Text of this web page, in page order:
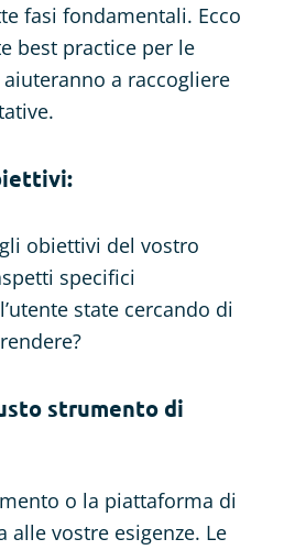
fasi fondamentali. Ecco
best practice per le
a raccogliere
obiettivi del vostro
specifici
state cercando di
strumento di
o la piattaforma di
alle vostre esigenze. Le